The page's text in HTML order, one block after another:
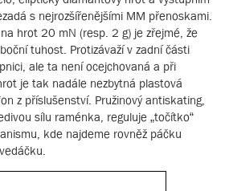
s nejrozšířenějšími MM přenoskami.
hrot 20 mN (resp. 2 g) je zřejmé, že
tuhost. Protizávaží v zadní části
ale ta není ocejchovaná a při
je tak nadále nezbytná plastová
z příslušenství. Pružinový antiskating,
sílu raménka, reguluje „točítko“
kde najdeme rovněž páčku